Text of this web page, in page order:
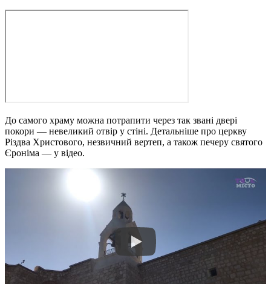
До самого храму можна потрапити через так звані двері
покори — невеликий отвір у стіні. Детальніше про церкву
Різдва Христового, незвичний вертеп, а також печеру святого
Єроніма — у відео.